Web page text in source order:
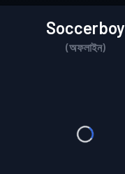
Soccerboy
(অফলাইন)